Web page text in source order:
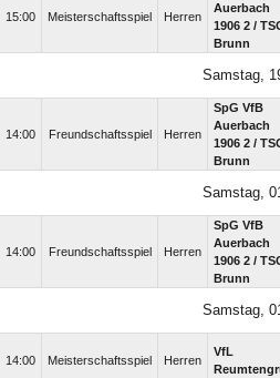
15:00 Meisterschaftsspiel Herren
Auerbach
1906 2 /​
Brunn
Samstag,
14:00 Freundschaftsspiel Herren
SpG VfB
Auerbach
1906 2 /​
Brunn
Samstag,
14:00 Freundschaftsspiel Herren
SpG VfB
Auerbach
1906 2 /​
Brunn
Samstag,
14:00 Meisterschaftsspiel Herren
VfL